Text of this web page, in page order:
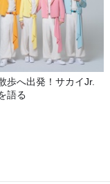
歩へ出発！サカイJr.
語る